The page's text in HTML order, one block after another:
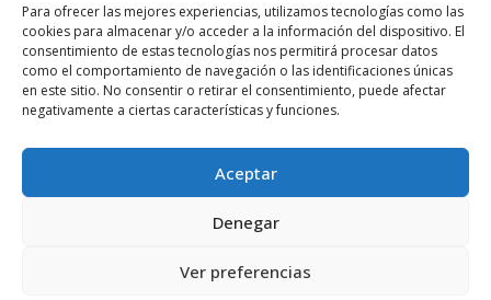
Para ofrecer las mejores experiencias, utilizamos tecnologías como las
cookies para almacenar y/o acceder a la información del dispositivo. El
consentimiento de estas tecnologías nos permitirá procesar datos
como el comportamiento de navegación o las identificaciones únicas
en este sitio. No consentir o retirar el consentimiento, puede afectar
negativamente a ciertas características y funciones.
Aceptar
Denegar
Ver preferencias
C/ Concejo de Ustarroz 5 local
31016 Pamplona, Navarra
948-59-13-19
© Copyright 2026 JOINTO ENTERTAINMENT S.L.